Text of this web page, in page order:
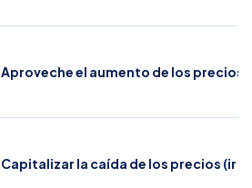
Aproveche el aumento de los precios
Capitalizar la caída de los precios (ir